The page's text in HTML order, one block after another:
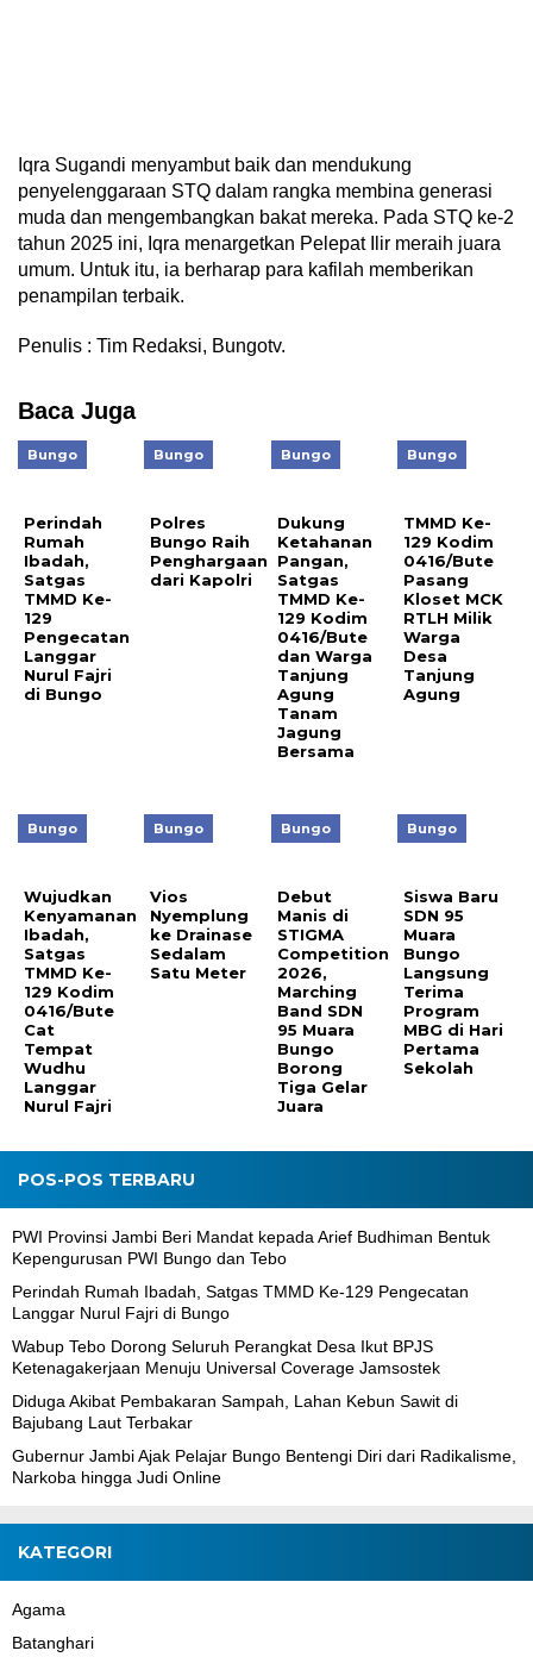
Iqra Sugandi menyambut baik dan mendukung
penyelenggaraan STQ dalam rangka membina generasi
muda dan mengembangkan bakat mereka. Pada STQ ke-2
tahun 2025 ini, Iqra menargetkan Pelepat Ilir meraih juara
umum. Untuk itu, ia berharap para kafilah memberikan
penampilan terbaik.
Penulis : Tim Redaksi, Bungotv.
Baca Juga
Bungo
Perindah
Rumah
Ibadah,
Satgas
TMMD Ke-
129
Pengecatan
Langgar
Nurul Fajri
di Bungo
Bungo
Polres
Bungo Raih
Penghargaan
dari Kapolri
Bungo
Dukung
Ketahanan
Pangan,
Satgas
TMMD Ke-
129 Kodim
0416/Bute
dan Warga
Tanjung
Agung
Tanam
Jagung
Bersama
Bungo
TMMD Ke-
129 Kodim
0416/Bute
Pasang
Kloset MCK
RTLH Milik
Warga
Desa
Tanjung
Agung
Bungo
Wujudkan
Kenyamanan
Ibadah,
Satgas
TMMD Ke-
129 Kodim
0416/Bute
Cat
Tempat
Wudhu
Langgar
Nurul Fajri
Bungo
Vios
Nyemplung
ke Drainase
Sedalam
Satu Meter
Bungo
Debut
Manis di
STIGMA
Competition
2026,
Marching
Band SDN
95 Muara
Bungo
Borong
Tiga Gelar
Juara
Bungo
Siswa Baru
SDN 95
Muara
Bungo
Langsung
Terima
Program
MBG di Hari
Pertama
Sekolah
POS-POS TERBARU
PWI Provinsi Jambi Beri Mandat kepada Arief Budhiman Bentuk
Kepengurusan PWI Bungo dan Tebo
Perindah Rumah Ibadah, Satgas TMMD Ke-129 Pengecatan
Langgar Nurul Fajri di Bungo
Wabup Tebo Dorong Seluruh Perangkat Desa Ikut BPJS
Ketenagakerjaan Menuju Universal Coverage Jamsostek
Diduga Akibat Pembakaran Sampah, Lahan Kebun Sawit di
Bajubang Laut Terbakar
Gubernur Jambi Ajak Pelajar Bungo Bentengi Diri dari Radikalisme,
Narkoba hingga Judi Online
KATEGORI
Agama
Batanghari